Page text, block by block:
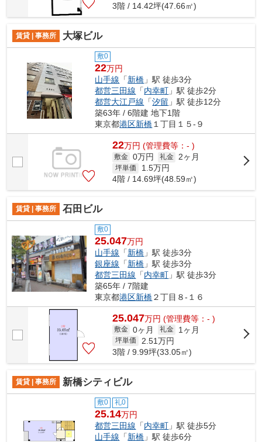
3階 / 14.42坪(47.66㎡)
賃貸 | 事務所 大塚ビル
敷0
22万円
山手線 「新橋 」駅 徒歩3分
都営三田線 「内幸町 」駅 徒歩2分
都営大江戸線 「汐留 」駅 徒歩12分
築63年 / 6階建 地下1階
東京都港区新橋 １丁目１５-９
22万円 (管理費等：- )
敷金 0万円 礼金 2ヶ月
坪単価 1.5万円
4階 / 14.69坪(48.59㎡)
賃貸 | 事務所 石田ビル
敷0
25.047万円
山手線 「新橋 」駅 徒歩3分
銀座線 「新橋 」駅 徒歩3分
都営三田線 「内幸町 」駅 徒歩3分
築65年 / 7階建
東京都港区新橋２丁目８-１６
25.047万円 (管理費等：- )
敷金 0ヶ月 礼金 1ヶ月
坪単価 2.51万円
3階 / 9.99坪(33.05㎡)
賃貸 | 事務所 新橋シティビル
敷0 礼0
25.14万円
都営三田線 「内幸町 」駅 徒歩5分
山手線 「新橋 」駅 徒歩6分